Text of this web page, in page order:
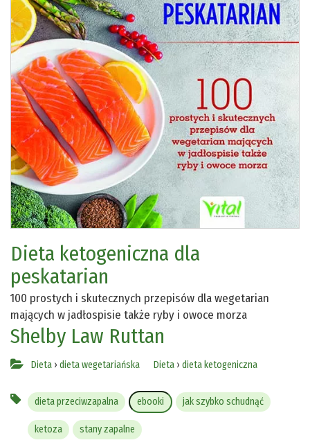
Dieta ketogeniczna dla
peskatarian
100 prostych i skutecznych przepisów dla wegetarian
mających w jadłospisie także ryby i owoce morza
Shelby Law Ruttan
Dieta › dieta wegetariańska Dieta › dieta ketogeniczna
dieta przeciwzapalna ebooki jak szybko schudnąć
ketoza stany zapalne